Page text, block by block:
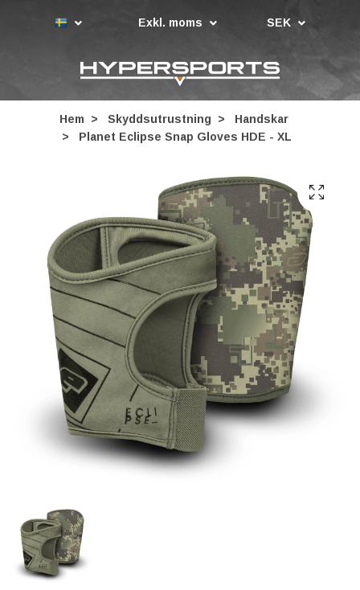
Exkl. moms SEK
Hem Skyddsutrustning
Handskar
Planet Eclipse Snap Gloves HDE - XL